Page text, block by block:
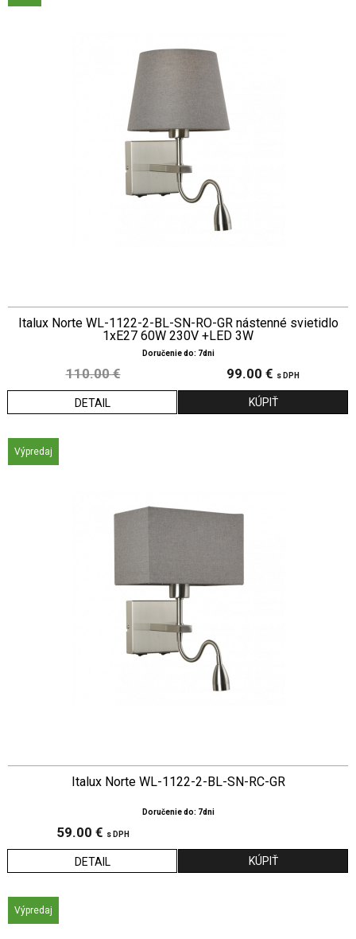
Italux Norte WL-1122-2-BL-SN-RO-GR nástenné svietidlo
1xE27 60W 230V +LED 3W
Doručenie do: 7dni
110.00 € 99.00 € s DPH
DETAIL
Výpredaj
Italux Norte WL-1122-2-BL-SN-RC-GR
Doručenie do: 7dni
59.00 € s DPH
DETAIL
Výpredaj